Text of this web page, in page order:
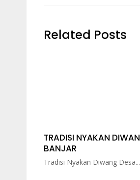
Related Posts
TRADISI NYAKAN
BANJAR
Tradisi Nyakan Diwang Desa...